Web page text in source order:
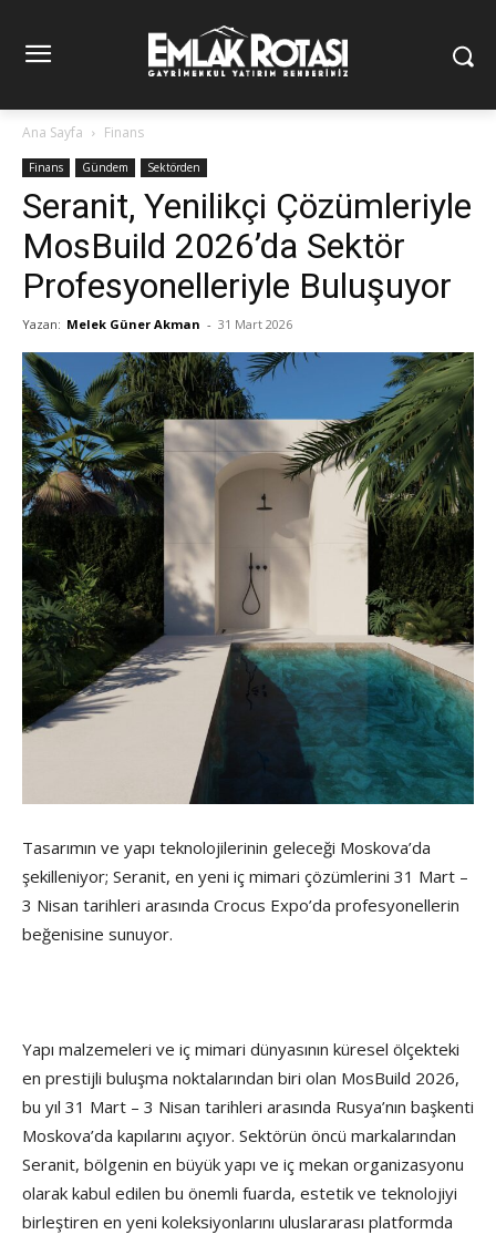
Ana Sayfa Finans
Finans Gündem Sektörden
Seranit, Yenilikçi Çözümleriyle
MosBuild 2026’da Sektör
Profesyonelleriyle Buluşuyor
Yazan: Melek Güner Akman - 31 Mart 2026
Tasarımın ve yapı teknolojilerinin geleceği Moskova’da
şekilleniyor; Seranit, en yeni iç mimari çözümlerini 31 Mart –
3 Nisan tarihleri arasında Crocus Expo’da profesyonellerin
beğenisine sunuyor.
Yapı malzemeleri ve iç mimari dünyasının küresel ölçekteki
en prestijli buluşma noktalarından biri olan MosBuild 2026,
bu yıl 31 Mart – 3 Nisan tarihleri arasında Rusya’nın başkenti
Moskova’da kapılarını açıyor. Sektörün öncü markalarından
Seranit, bölgenin en büyük yapı ve iç mekan organizasyonu
olarak kabul edilen bu önemli fuarda, estetik ve teknolojiyi
birleştiren en yeni koleksiyonlarını uluslararası platformda